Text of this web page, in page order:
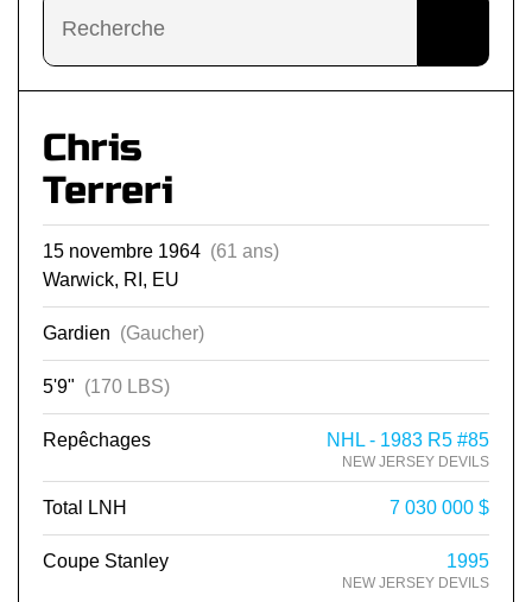
Chris
Terreri
15 novembre 1964 (61 ans)
Warwick, RI, EU
Gardien (Gaucher)
5'9" (170 LBS)
Repêchages NHL - 1983 R5 #85
NEW JERSEY DEVILS
Total LNH 7 030 000 $
Coupe Stanley 1995
NEW JERSEY DEVILS